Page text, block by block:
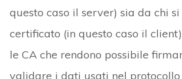
questo caso il server) sia da chi
certificato (in questo caso il
le CA che rendono possibile
validare i dati usati nel protocollo